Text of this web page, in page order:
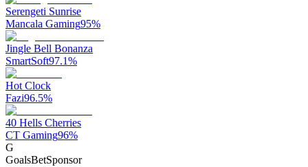
Serengeti Sunrise
Mancala Gaming95%
Jingle Bell Bonanza
SmartSoft97.1%
Hot Clock
Fazi96.5%
40 Hells Cherries
CT Gaming96%
G
GoalsBetSponsor